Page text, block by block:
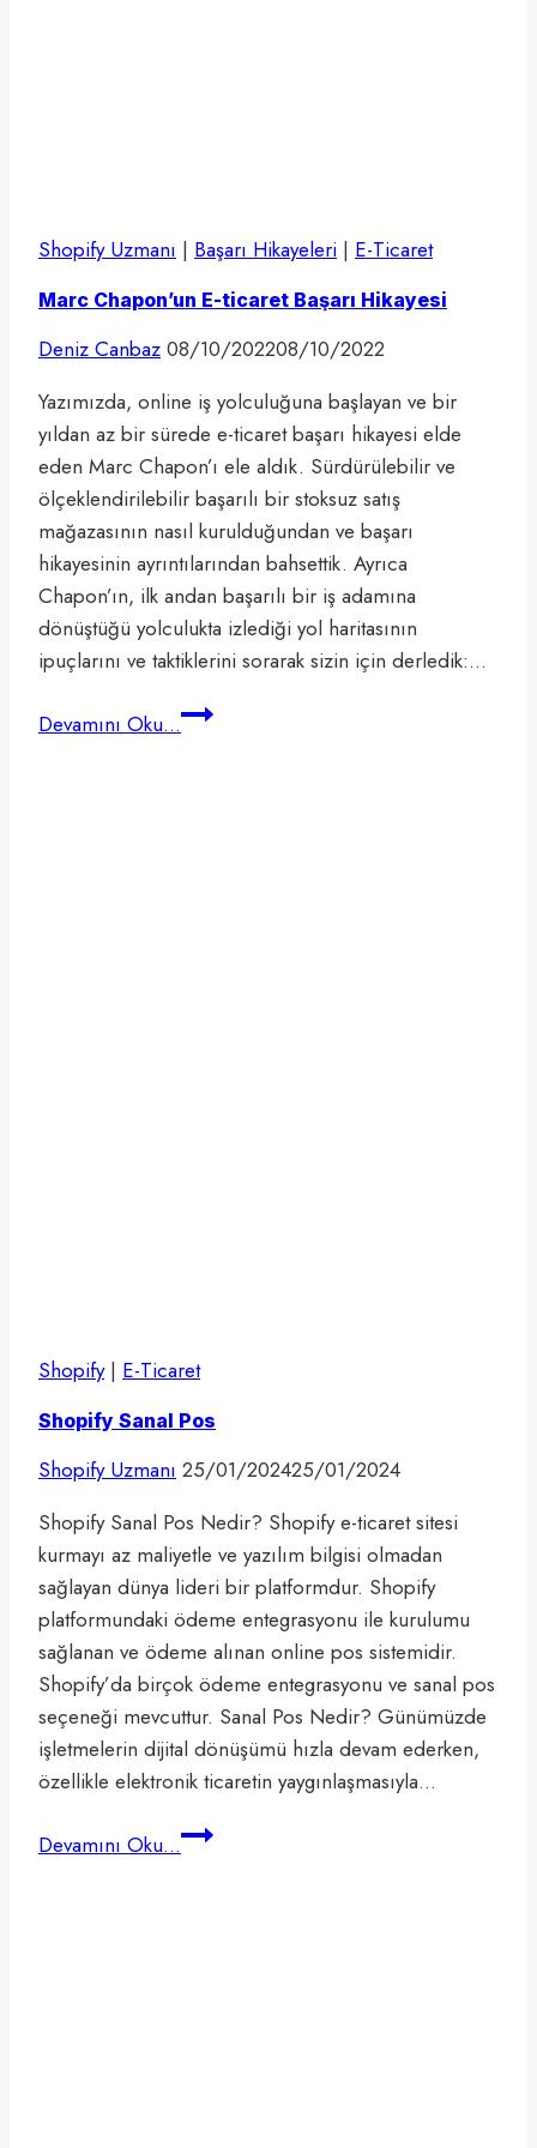
Shopify Uzmanı | Başarı Hikayeleri | E-Ticaret
Marc Chapon’un E-ticaret Başarı Hikayesi
Deniz Canbaz 08/10/202208/10/2022
Yazımızda, online iş yolculuğuna başlayan ve bir
yıldan az bir sürede e-ticaret başarı hikayesi elde
eden Marc Chapon’ı ele aldık. Sürdürülebilir ve
ölçeklendirilebilir başarılı bir stoksuz satış
mağazasının nasıl kurulduğundan ve başarı
hikayesinin ayrıntılarından bahsettik. Ayrıca
Chapon’ın, ilk andan başarılı bir iş adamına
dönüştüğü yolculukta izlediği yol haritasının
ipuçlarını ve taktiklerini sorarak sizin için derledik:…
Devamını Oku...Marc
Shopify| E-Ticaret
Shopify Sanal Pos
Shopify Uzmanı 25/01/202425/01/2024
Shopify Sanal Pos Nedir? Shopify e-ticaret sitesi
kurmayı az maliyetle ve yazılım bilgisi olmadan
sağlayan dünya lideri bir platformdur. Shopify
platformundaki ödeme entegrasyonu ile kurulumu
sağlanan ve ödeme alınan online pos sistemidir.
Shopify’da birçok ödeme entegrasyonu ve sanal pos
seçeneği mevcuttur. Sanal Pos Nedir? Günümüzde
işletmelerin dijital dönüşümü hızla devam ederken,
özellikle elektronik ticaretin yaygınlaşmasıyla…
Devamını Oku...Shopify